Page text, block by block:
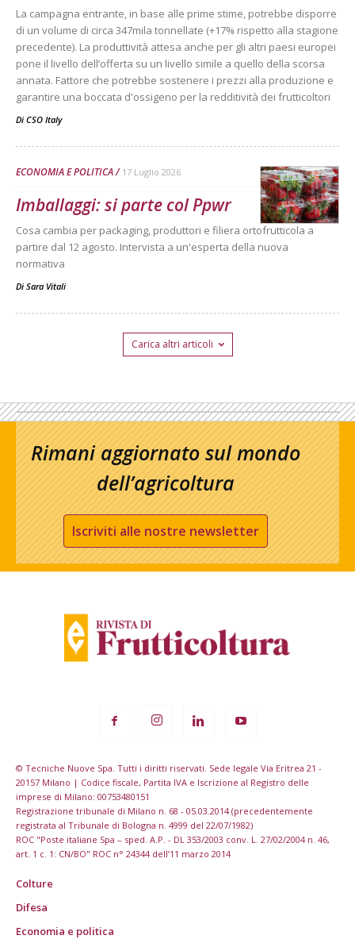
La campagna entrante, in base alle prime stime, potrebbe disporre
di un volume di circa 347mila tonnellate (+17% rispetto alla stagione
precedente). La produttività attesa anche per gli altri paesi europei
pone il livello dell’offerta su un livello simile a quello della scorsa
annata. Fattore che potrebbe sostenere i prezzi alla produzione e
garantire una boccata d'ossigeno per la redditività dei frutticoltori
Di CSO Italy
ECONOMIA E POLITICA 17 Luglio 2026
Imballaggi: si parte col Ppwr
Cosa cambia per packaging, produttori e filiera ortofrutticola a
partire dal 12 agosto. Intervista a un'esperta della nuova
normativa
Di Sara Vitali
Carica altri articoli
Rimani aggiornato sul mondo
dell’agricoltura
Iscriviti alle nostre newsletter
© Tecniche Nuove Spa. Tutti i diritti riservati. Sede legale Via Eritrea 21 -
20157 Milano | Codice fiscale, Partita IVA e Iscrizione al Registro delle
imprese di Milano: 00753480151
Registrazione tribunale di Milano n. 68 - 05.03.2014 (precedentemente
registrata al Tribunale di Bologna n. 4999 del 22/07/1982)
ROC "Poste italiane Spa – sped. A.P. - DL 353/2003 conv. L. 27/02/2004 n. 46,
art. 1 c. 1: CN/BO" ROC n° 24344 dell’11 marzo 2014
Colture
Difesa
Economia e politica